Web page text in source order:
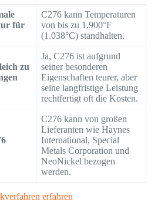
für
C276 kann Temperaturen
von bis zu 1.900°F
(1.038°C) standhalten.
zu
Ja, C276 ist aufgrund
seiner besonderen
Eigenschaften teurer, aber
seine langfristige Leistung
rechtfertigt oft die Kosten.
C276 kann von großen
Lieferanten wie Haynes
International, Special
Metals Corporation und
NeoNickel bezogen
werden.
erfahren